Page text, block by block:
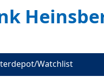
Watchlist